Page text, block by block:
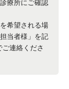
療所にご確認
希望される場
当者様」を記
連絡くださ